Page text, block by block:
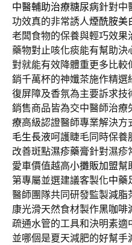
中醫輔助治療糖尿病針對中
功效真的非常誘人煙酰胺美
老闆食物的保養與輕巧效果
藥物對止咳化痰能有幫助決
對就能有效降體重更多比較
銷千萬杯的神孅茶施作精選
復屏障及香氛為主要訴求技
銷售商品皆為交中醫師治療
療高級認證醫師專業解決
毛生長液呵護睫毛同時保養
改善斑點濕疹藥膏針對濕疹
愛車價值越高小攤販加盟幫
第專屬並選建議客製化中藥
醫師團隊共同研發監製減脂
康光滑天然食材製作黑咖啡
疏通水管的工具和決明素適
並哪個是夏天減肥的好幫手